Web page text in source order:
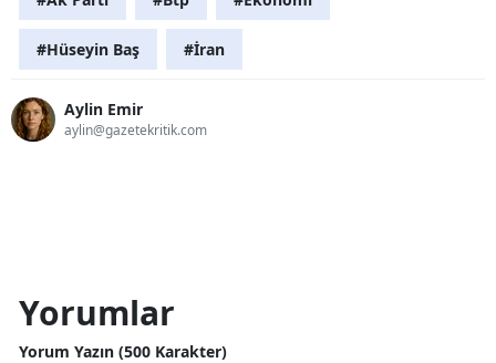
#Hüseyin Baş #İran
Aylin Emir
aylin@gazetekritik.com
Yorumlar
Yorum Yazın (500 Karakter)